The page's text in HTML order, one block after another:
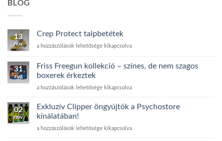
BLOG
13
nov
Crep Protect talpbetétek
Crep
talpbetétek
a hozzászólások lehetősége kikapcsolva
31
aug
Friss Freegun kollekció – színes, de nem szagos
boxerek érkeztek
Friss
kollekció
–
de
a hozzászólások lehetősége kikapcsolva
02
nov
Exkluzív Clipper öngyújtók a Psychostore
kínálatában!
Exkluzív
a hozzászólások lehetősége kikapcsolva